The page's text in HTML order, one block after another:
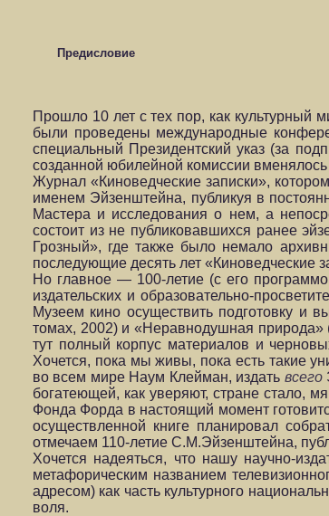
Предисловие
Прошло 10 лет с тех пор, как культурный
были проведены международные
специальный Президентский указ (за
созданной юбилейной комиссии
Журнал «Киноведческие записки»,
именем Эйзенштейна, публикуя в
Мастера и исследования о нем, а
состоит из не публиковавшихся ранее
Грозный», где также было немало
последующие десять лет «Киноведческие
Но главное — 100-летие (с его
издательских и образовательно-
Музеем кино осуществить подготовку и
томах, 2002) и «Неравнодушная
тут полный корпус материалов и
Хочется, пока мы живы, пока есть такие
во всем мире Наум Клейман, издать всего
богатеющей, как уверяют, стране стало,
Фонда Форда в настоящий момент
осуществленной книге планировал
отмечаем 110-летие С.М.Эйзенштейна,
Хочется надеяться, что нашу научно-
метафорическим названием
адресом) как часть культурного
воля.